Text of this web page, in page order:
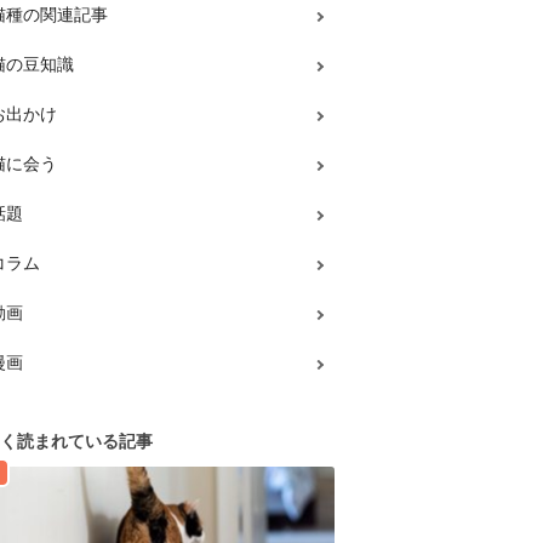
種の関連記事
の豆知識
出かけ
に会う
題
ラム
画
画
読まれている記事